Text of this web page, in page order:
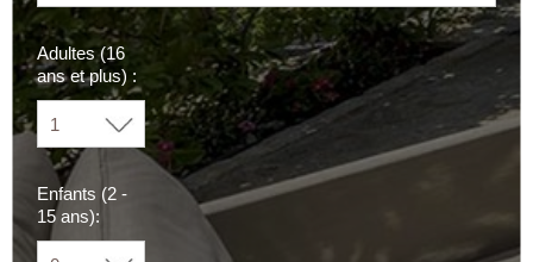
Adultes (16
ans et plus) :
Enfants (2 -
15 ans):